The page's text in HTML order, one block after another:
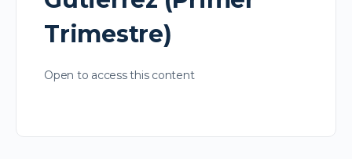
Trimestre)
Open to access this content